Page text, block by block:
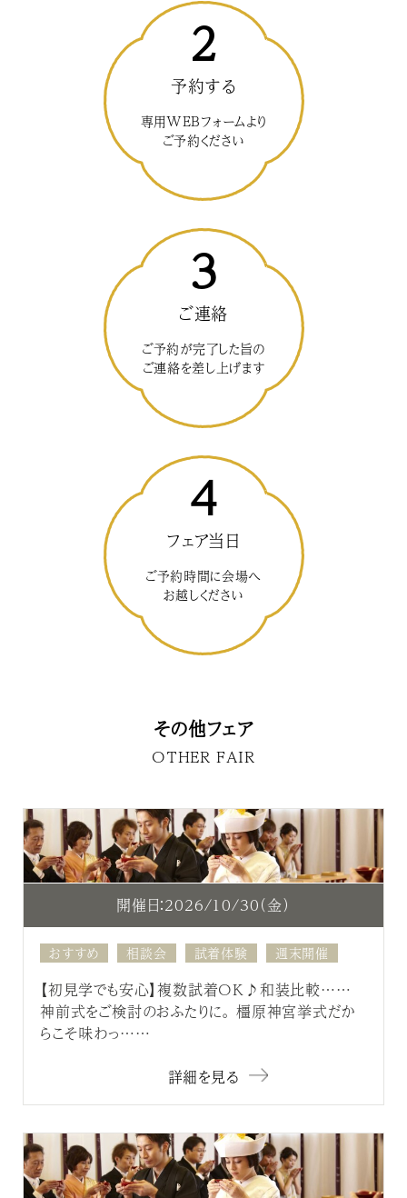
2
予約する
専用WEBフォームより
ご予約ください
3
ご連絡
ご予約が完了した旨の
ご連絡を差し上げます
4
フェア当日
ご予約時間に会場へ
お越しください
その他フェア
OTHER FAIR
開催日：2026/10/30（金）
おすすめ 相談会 試着体験 週末開催
【初見学でも安心】複数試着OK♪和装比較……
神前式をご検討のおふたりに。 橿原神宮挙式だか
らこそ味わっ……
詳細を見る